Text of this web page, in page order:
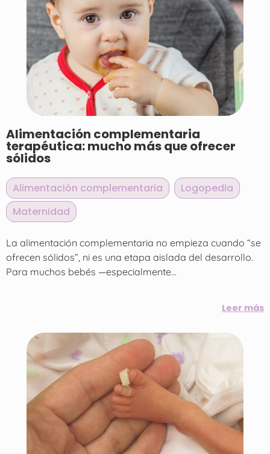
Alimentación complementaria
terapéutica: mucho más que ofrecer
sólidos
Alimentación complementaria Logopedia
Maternidad
La alimentación complementaria no empieza cuando “se
ofrecen sólidos”, ni es una etapa aislada del desarrollo.
Para muchos bebés —especialmente...
Leer más